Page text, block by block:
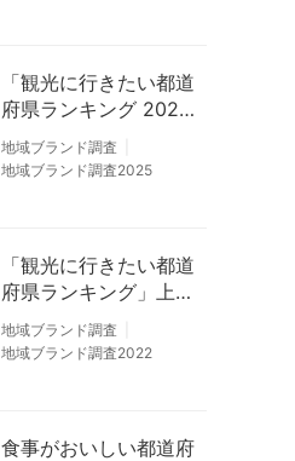
「観光に行きたい都道
府県ランキング 202
6」京都は低下、神奈
川上昇
地域ブランド調査
地域ブランド調査2025
「観光に行きたい都道
府県ランキング」上位
の順位に変動あり
地域ブランド調査
地域ブランド調査2022
食事がおいしい都道府